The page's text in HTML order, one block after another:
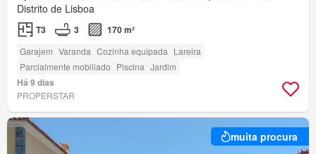
Distrito de Lisboa
T3 3 170 m²
Garajem Varanda Cozinha equipada Lareira
Parcialmente mobiliado Piscina Jardim
Há 9 dias
PROPERSTAR
muita procura